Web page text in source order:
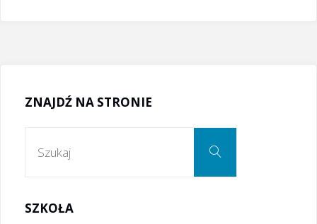
ZNAJDŹ NA STRONIE
Szukaj
SZKOŁA